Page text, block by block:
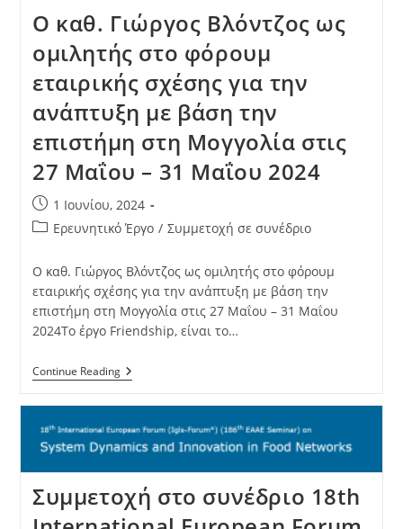
Ο καθ. Γιώργος Βλόντζος ως
ομιλητής στο φόρουμ
εταιρικής σχέσης για την
ανάπτυξη με βάση την
επιστήμη στη Μογγολία στις
27 Μαΐου – 31 Μαΐου 2024
1 Ιουνίου, 2024
Ερευνητικό Έργο / Συμμετοχή σε συνέδριο
Ο καθ. Γιώργος Βλόντζος ως ομιλητής στο φόρουμ
εταιρικής σχέσης για την ανάπτυξη με βάση την
επιστήμη στη Μογγολία στις 27 Μαΐου – 31 Μαΐου
2024Το έργο Friendship, είναι το…
Continue Reading
Συμμετοχή στο συνέδριο 18th